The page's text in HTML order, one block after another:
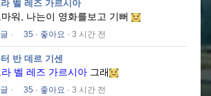
벨 레즈 가르시아
마워, 나는이 영화를보고 기뻐
· 35 · 좋아요 · 3 시간 전
반 데르 기센
라 벨 레즈 가르시아 그래
· 35 · 좋아요 · 3 시간 전